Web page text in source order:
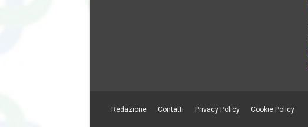
Redazione Contatti Privacy Policy Cookie Policy